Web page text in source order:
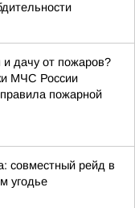
дачу от пожаров?
МЧС России
пожарной
совместный рейд в
угодье